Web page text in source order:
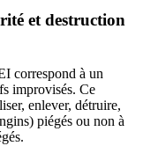
et destruction
correspond à un
improvisés. Ce
enlever, détruire,
piégés ou non à